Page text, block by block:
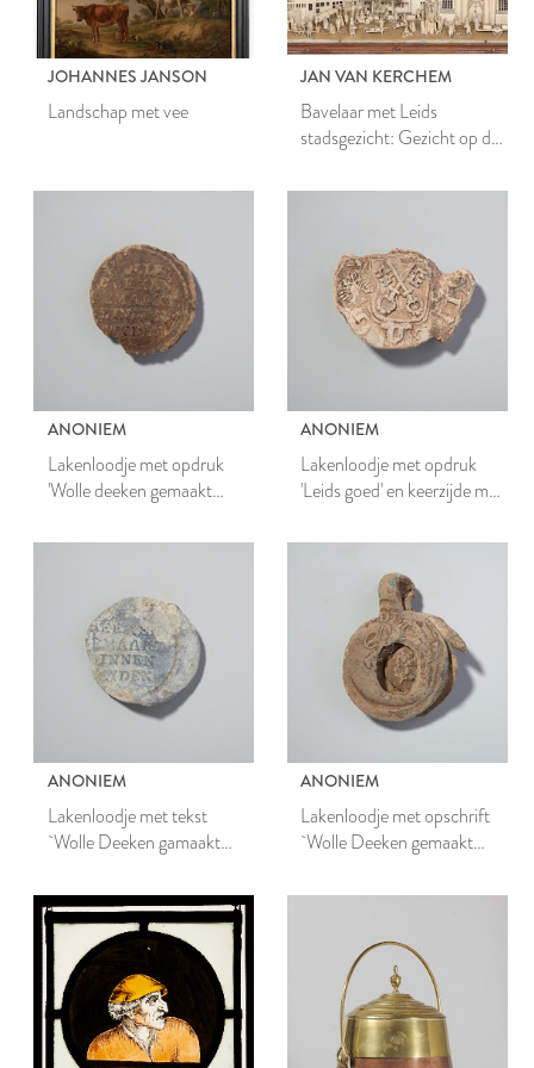
JOHANNES JANSON
Landschap met vee
JAN VAN KERCHEM
Bavelaar met Leids
stadsgezicht: Gezicht op de
ANONIEM
Lakenloodje met opdruk
'Wolle deeken gemaakt
ANONIEM
Lakenloodje met opdruk
'Leids goed' en keerzijde met
ANONIEM
Lakenloodje met tekst
`Wolle Deeken gamaakt
ANONIEM
Lakenloodje met opschrift
`Wolle Deeken gemaakt